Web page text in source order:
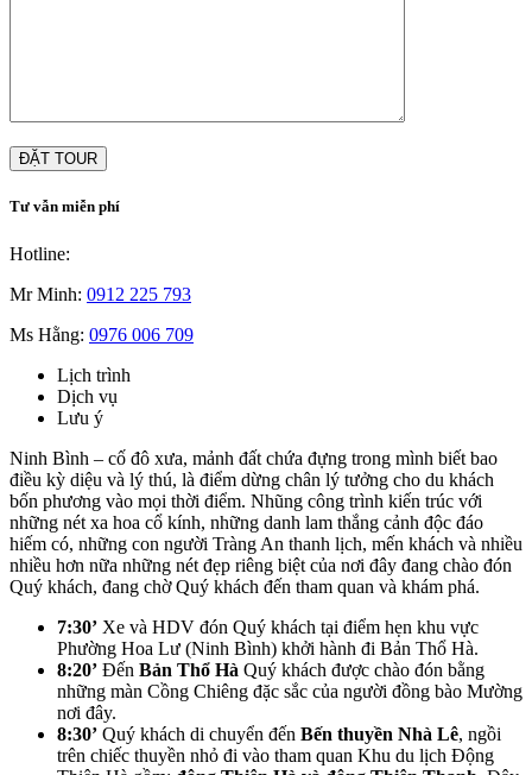
Tư vẫn miễn phí
Hotline:
Mr Minh: 0912 225 793
Ms Hằng: 0976 006 709
Lịch trình
Dịch vụ
Lưu ý
Ninh Bình – cố đô xưa, mảnh đất chứa đựng trong mình biết bao
điều kỳ diệu và lý thú, là điểm dừng chân lý tưởng cho du khách
bốn phương vào mọi thời điểm. Nhũng công trình kiến trúc với
những nét xa hoa cổ kính, những danh lam thắng cảnh độc đáo
hiếm có, những con người Tràng An thanh lịch, mến khách và nhiều
nhiều hơn nữa những nét đẹp riêng biệt của nơi đây đang chào đón
Quý khách, đang chờ Quý khách đến tham quan và khám phá.
7:30’ Xe và HDV đón Quý khách tại điểm hẹn khu vực
Phường Hoa Lư (Ninh Bình) khởi hành đi Bản Thổ Hà.
8:20’ Đến Bản Thổ Hà Quý khách được chào đón bằng
những màn Cồng Chiêng đặc sắc của người đồng bào Mường
nơi đây.
8:30’ Quý khách di chuyển đến Bến thuyền Nhà Lê, ngồi
trên chiếc thuyền nhỏ đi vào tham quan Khu du lịch Động